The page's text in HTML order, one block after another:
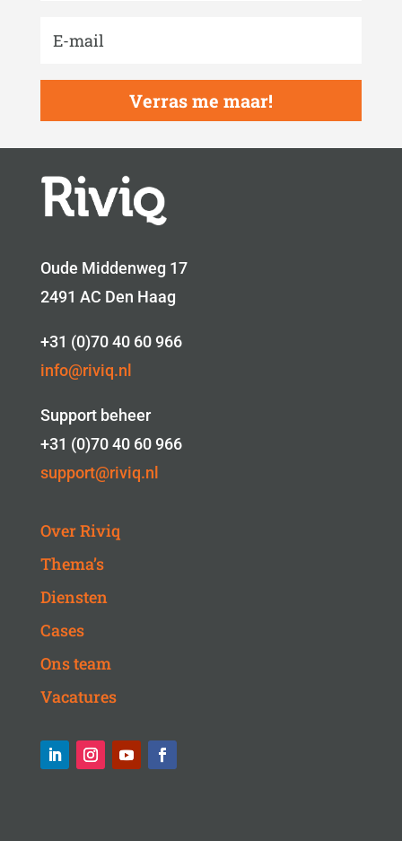
Verras me maar!
Oude Middenweg 17
2491 AC Den Haag
+31 (0)70 40 60 966
info@riviq.nl
Support beheer
+31 (0)70 40 60 966
support@riviq.nl
Over Riviq
Thema’s
Diensten
Cases
Ons team
Vacatures